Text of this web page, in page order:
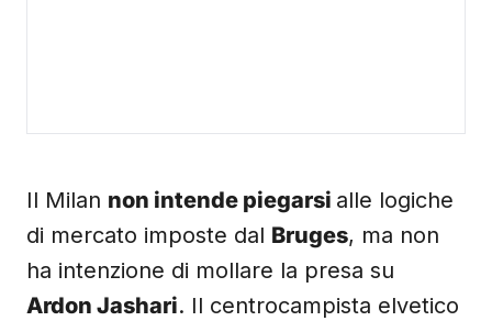
Il Milan non intende piegarsi alle logiche
di mercato imposte dal Bruges, ma non
ha intenzione di mollare la presa su
Ardon Jashari. Il centrocampista elvetico